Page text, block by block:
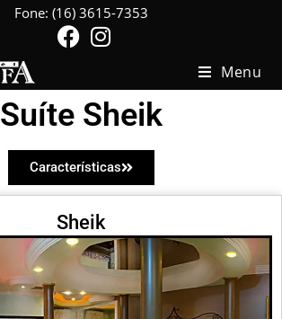
Fone: (16) 3615-7353
Menu
Suíte Sheik
Características
Sheik